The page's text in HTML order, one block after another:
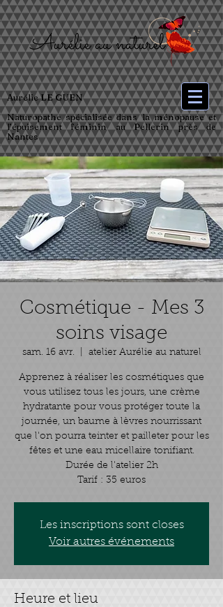
Aurélie LE GUEN
Naturopathe spécialisée dans la ménopause et
l’épuisement féminin au Pellerin près de
Nantes
Cosmétique - Mes 3
soins visage
sam. 16 avr. atelier Aurélie au naturel
Apprenez à réaliser les cosmétiques que
vous utilisez tous les jours, une crème
hydratante pour vous protéger toute la
journée, un baume à lèvres nourrissant
que l'on pourra teinter et pailleter pour les
fêtes et une eau micellaire tonifiant.
Durée de l'atelier 2h
Tarif : 35 euros
Les inscriptions sont closes
Voir autres événements
Heure et lieu